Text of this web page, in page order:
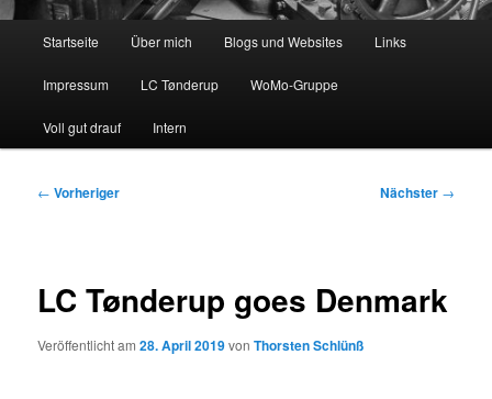
Startseite Über mich Blogs und Websites Links
Impressum LC Tønderup WoMo-Gruppe
Voll gut drauf Intern
Beitragsnavigation
← Vorheriger Nächster →
LC Tønderup goes Denmark
Veröffentlicht am28. April 2019vonThorsten Schlünß